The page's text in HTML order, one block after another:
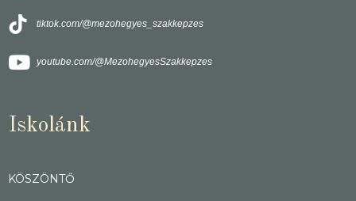
tiktok.com/@mezohegyes_szakkepzes
youtube.com/@MezohegyesSzakkepzes
Iskolánk
KÖSZÖNTŐ